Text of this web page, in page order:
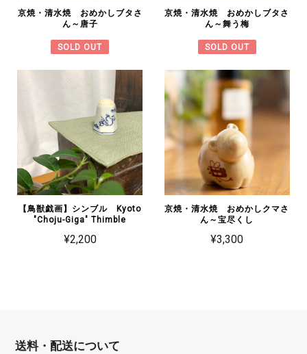
京焼・清水焼 おめかしブタさ
ん～唐子
SOLD OUT
京焼・清水焼 おめかしブタさ
ん～舞う梅
SOLD OUT
【鳥獣戯画】シンブル Kyoto
"Choju-Giga" Thimble
¥2,200
京焼・清水焼 おめかしクマさ
ん～宝尽くし
¥3,300
送料・配送について